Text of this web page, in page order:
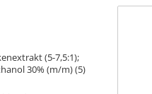
(5-7,5:1);
30% (m/m) (5)